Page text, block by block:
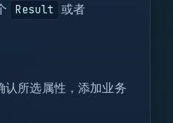
log
Result 或者
认所选属性，添加业务